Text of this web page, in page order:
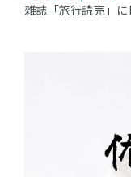
雑誌「旅行読売」